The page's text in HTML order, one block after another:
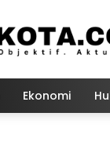
Ekonomi